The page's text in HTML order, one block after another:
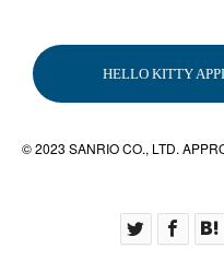
HELLO KITTY
© 2023 SANRIO CO., LTD.